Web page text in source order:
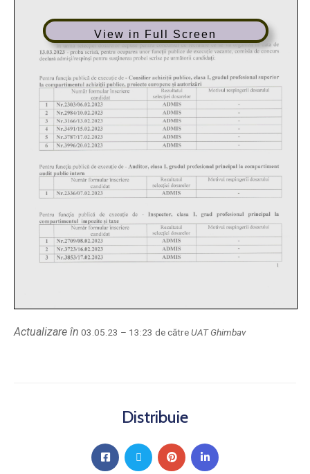
View in Full Screen
Actualizare în 03.05.23 – 13:23 de cătreUAT Ghimbav
Distribuie